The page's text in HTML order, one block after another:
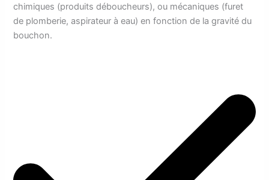
chimiques (produits déboucheurs), ou mécaniques (furet
de plomberie, aspirateur à eau) en fonction de la gravité du
bouchon.